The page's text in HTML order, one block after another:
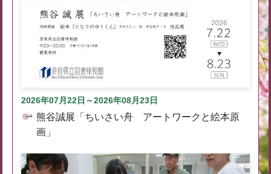
2026年07月22日～2026年08月23日
熊谷誠展「ちいさい舟 アートワークと絵本原
画」